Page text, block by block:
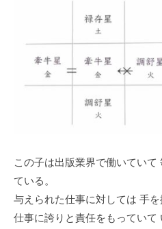
この子は出版業界で働いていて
ている。
与えられた仕事に対しては 手を
仕事に誇りと責任をもっていて